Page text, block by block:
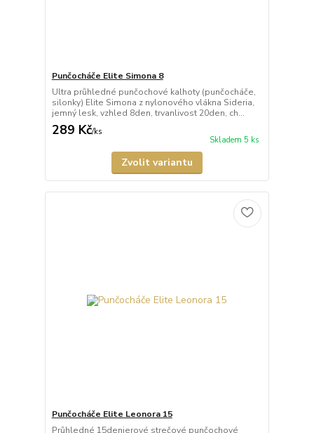
Punčocháče Elite Simona 8
Ultra průhledné punčochové kalhoty (punčocháče,
silonky) Elite Simona z nylonového vlákna Sideria,
jemný lesk, vzhled 8den, trvanlivost 20den, ch...
289 Kč/ks
Skladem 5 ks
Zvolit variantu
Punčocháče Elite Leonora 15
Průhledné 15denierové strečové punčochové